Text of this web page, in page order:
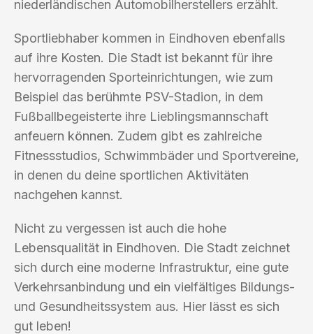
niederländischen Automobilherstellers erzählt.
Sportliebhaber kommen in Eindhoven ebenfalls
auf ihre Kosten. Die Stadt ist bekannt für ihre
hervorragenden Sporteinrichtungen, wie zum
Beispiel das berühmte PSV-Stadion, in dem
Fußballbegeisterte ihre Lieblingsmannschaft
anfeuern können. Zudem gibt es zahlreiche
Fitnessstudios, Schwimmbäder und Sportvereine,
in denen du deine sportlichen Aktivitäten
nachgehen kannst.
Nicht zu vergessen ist auch die hohe
Lebensqualität in Eindhoven. Die Stadt zeichnet
sich durch eine moderne Infrastruktur, eine gute
Verkehrsanbindung und ein vielfältiges Bildungs-
und Gesundheitssystem aus. Hier lässt es sich
gut leben!